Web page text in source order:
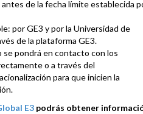
de la fecha límite establecida
por GE3 y por la Universidad de
de la plataforma GE3.
se pondrá en contacto con los
o a través del
para que inicien la
E3 podrás obtener